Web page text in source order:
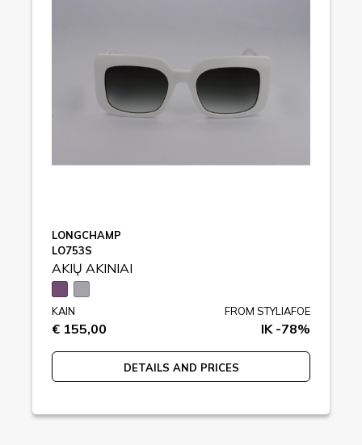
LONGCHAMP
LO753S
AKIŲ AKINIAI
KAIN
€ 155,00
FROM STYLIAFOE
IK -78%
DETAILS AND PRICES